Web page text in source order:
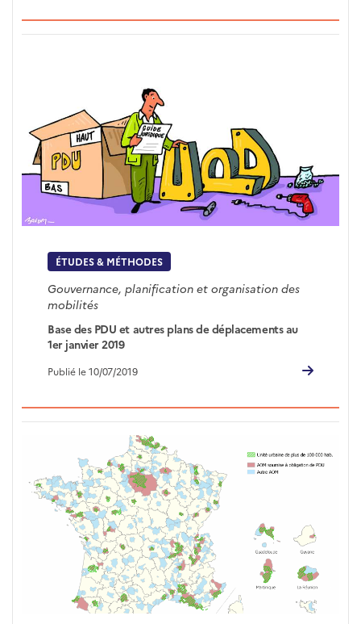
ÉTUDES & MÉTHODES
Gouvernance, planification et organisation des
mobilités
Base des PDU et autres plans de déplacements au
1er janvier 2019
Publié le 10/07/2019